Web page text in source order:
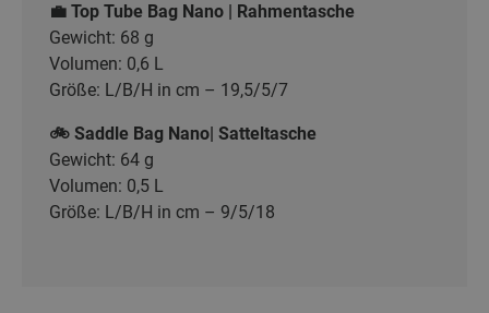
💼 Top Tube Bag Nano | Rahmentasche
Gewicht: 68 g
Volumen: 0,6 L
Größe: L/B/H in cm – 19,5/5/7
🚲 Saddle Bag Nano| Satteltasche
Gewicht: 64 g
Volumen: 0,5 L
Größe: L/B/H in cm – 9/5/18